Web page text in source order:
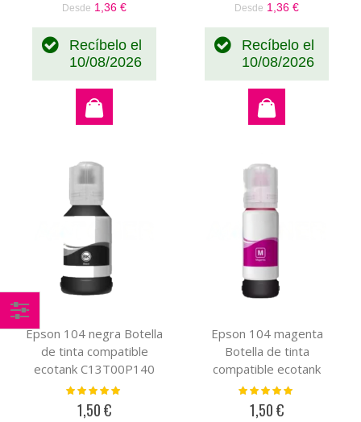
Desde 1,36 €
Recíbelo el
10/08/2026
Desde 1,36 €
Recíbelo el
10/08/2026
Epson 104 negra Botella
de tinta compatible
ecotank C13T00P140
Valoración:
1,50 €
Epson 104 magenta
Botella de tinta
compatible ecotank
C13T00P340
Valoración:
1,50 €
Comprar